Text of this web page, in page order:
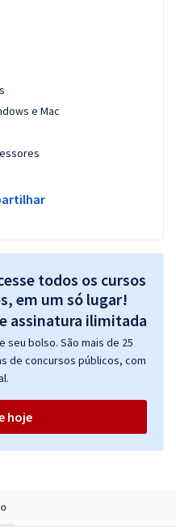
e Mac
todos os cursos
em um só lugar!
bolso. São mais de 25
de concursos públicos, com
hoje